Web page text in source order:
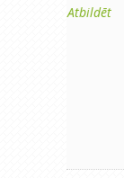
Atbildēt